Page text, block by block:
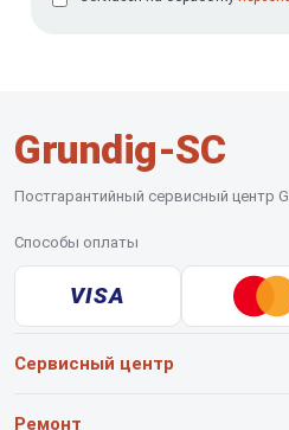
Grundig-SC
Постгарантийный сервисный центр
Способы оплаты
VISA
Сервисный центр
О нашем сервисе
Ремонт